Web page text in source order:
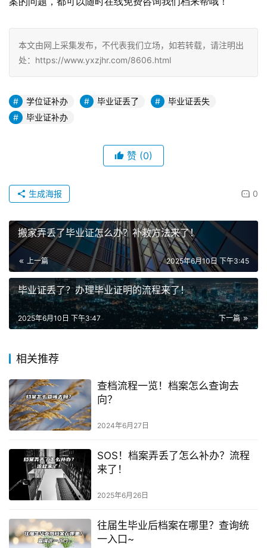
本文由网上采集发布，不代表我们立场，如若转载，请注明出
处：https://www.yxzjhr.com/8606.html
学位证补办 毕业证丢了
毕业证丢失
毕业证补办
赞 (0)
0
生成海报
搬家弄丢了毕业证怎么办？补救方法来了！
上一篇 2025年6月10日 下午3:45
毕业证丢了？办理毕业证明的流程来了！
下一篇
2025年6月10日 下午3:47
相关推荐
查档流程一览！档案怎么查询去
向？
2024年6月27日
SOS！档案弄丢了怎么补办？流程
来了！
2025年6月26日
往届生毕业后档案在哪里？查询统
一入口~